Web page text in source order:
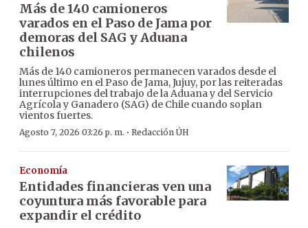
Más de 140 camioneros
varados en el Paso de Jama por
demoras del SAG y Aduana
chilenos
Más de 140 camioneros permanecen varados desde el
lunes último en el Paso de Jama, Jujuy, por las reiteradas
interrupciones del trabajo de la Aduana y del Servicio
Agrícola y Ganadero (SAG) de Chile cuando soplan
vientos fuertes.
Agosto 7, 2026 03:26 p. m. · Redacción ÚH
Economía
Entidades financieras ven una
coyuntura más favorable para
expandir el crédito